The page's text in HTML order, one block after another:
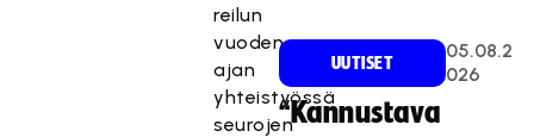
reilun
vuoden
ajan
yhteistyössä
seurojen
UUTISET
05.08.2
026
“Kannustava